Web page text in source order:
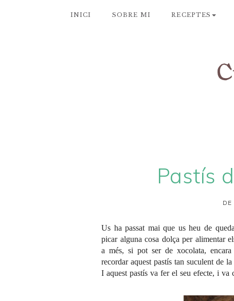
INICI SOBRE MI RECEPTES
Pastís
Us ha passat mai que us heu de
picar alguna cosa dolça per alimentar
a més, si pot ser de xocolata,
recordar aquest pastís tan suculent de
I aquest pastís va fer el seu efecte, i